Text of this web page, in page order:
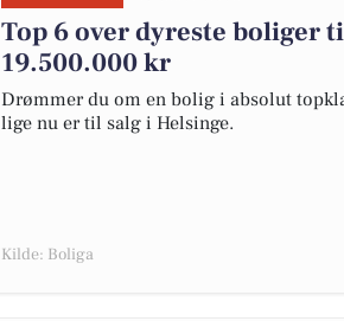
Top 6 over dyreste boliger
19.500.000 kr
Drømmer du om en bolig i absolut
lige nu er til salg i Helsinge.
Kilde: Boliga